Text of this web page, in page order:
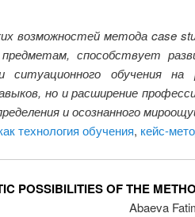
возможностей метода case
способствует
ситуационного обучения
но и расширение
и осознанного
технология обучения, кейс-
POSSIBILITIES OF THE
Abaeva